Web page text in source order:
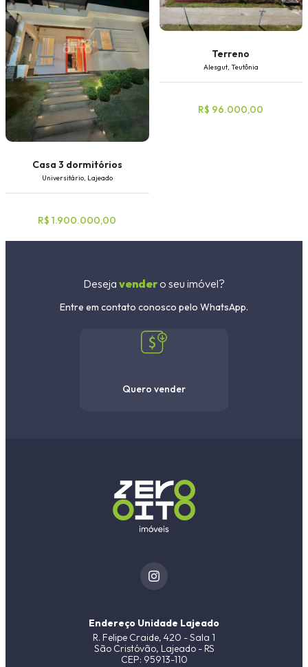
Casa 3 dormitórios
Universitário, Lajeado
R$ 1.900.000,00
Terreno
Alesgut, Teutônia
R$ 96.000,00
Deseja vendero seu imóvel?
Entre em contato conosco pelo WhatsApp.
Quero vender
Endereço Unidade Lajeado
R. Felipe Craide, 420 - Sala 1
São Cristóvão, Lajeado - RS
CEP: 95913-110